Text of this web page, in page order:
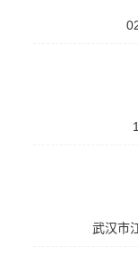
武汉市